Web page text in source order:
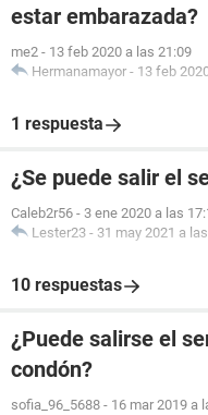
estar embarazada?
me2 - 13 feb 2020 a las 21:09
Hermanamayor - 13 feb
1 respuesta
¿Se puede salir el
Caleb2r56 - 3 ene 2020 a las
Lester23 - 31 may 2021 a
10 respuestas
¿Puede salirse el
condón?
sofia_96_5688 - 16 mar 2019 a